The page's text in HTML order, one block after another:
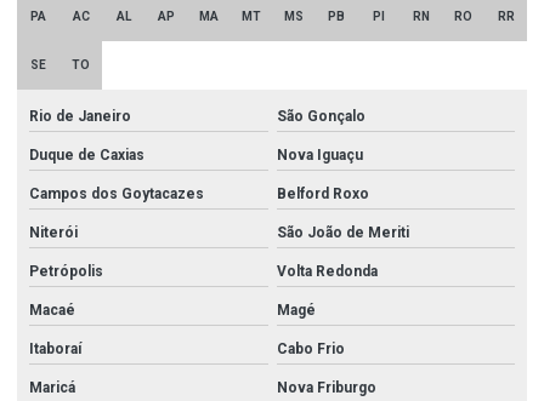
PA AC AL AP MA MT MS PB PI RN RO RR
SE TO
Rio de Janeiro São Gonçalo
Duque de Caxias Nova Iguaçu
Campos dos Goytacazes Belford Roxo
Niterói São João de Meriti
Petrópolis Volta Redonda
Macaé Magé
Itaboraí Cabo Frio
Maricá Nova Friburgo